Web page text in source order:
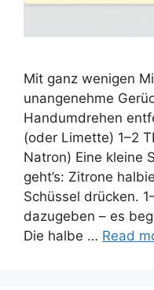
Mit ganz wenigen
unangenehme
Handumdrehen
(oder Limette) 1–2
Natron) Eine kleine
geht’s: Zitrone
Schüssel drücken.
dazugeben – es
Die halbe … Read